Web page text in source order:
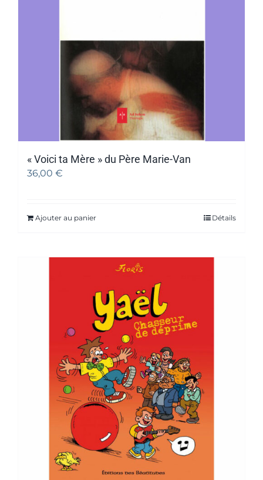
« Voici ta Mère » du Père Marie-Van
36,00 €
Ajouter au panier Détails